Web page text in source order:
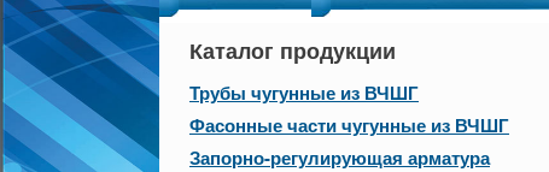
Каталог продукции
Трубы чугунные из ВЧШГ
Фасонные части чугунные из ВЧШГ
Запорно-регулирующая арматура